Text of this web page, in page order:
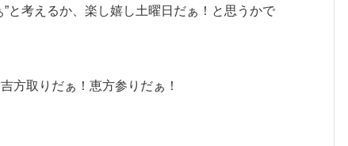
と考えるか、楽し嬉し土曜日だぁ！と思うかで
方取りだぁ！恵方参りだぁ！